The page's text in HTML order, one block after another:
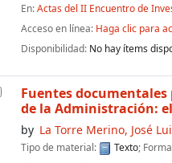
En:Actas del II Encuentro de
Acceso en línea: Haga clic para
Disponibilidad: No hay ítems
Fuentes
de la Administración:
by La Torre Merino, José
Tipo de material: Texto;